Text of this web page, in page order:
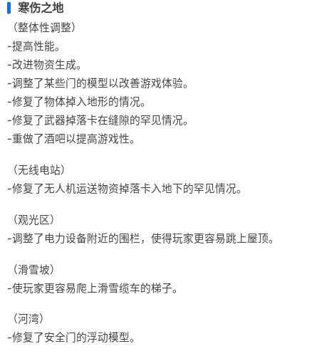
寒伤之地
（整体性调整）
-提高性能。
-改进物资生成。
-调整了某些门的模型以改善游戏体验。
-修复了物体掉入地形的情况。
-修复了武器掉落卡在缝隙的罕见情况。
-重做了酒吧以提高游戏性。
（无线电站）
-修复了无人机运送物资掉落卡入地下的罕见情况。
（观光区）
-调整了电力设备附近的围栏，使得玩家更容易跳上屋顶。
（滑雪坡）
-使玩家更容易爬上滑雪缆车的梯子。
（河湾）
-修复了安全门的浮动模型。